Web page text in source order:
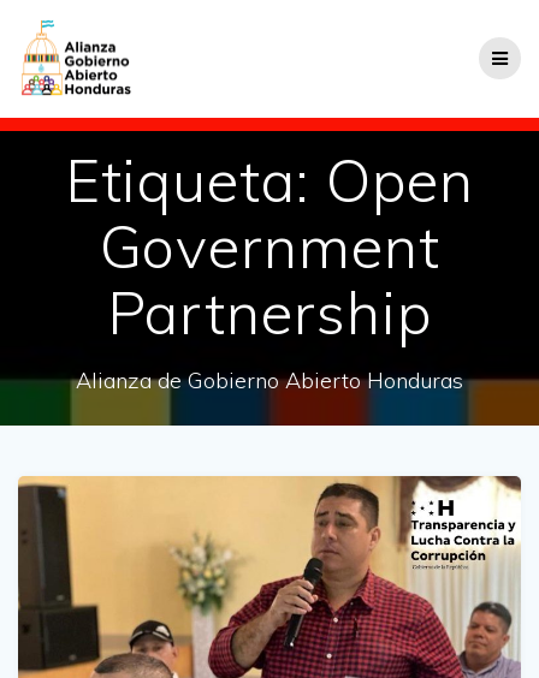
Etiqueta: Open
Government
Partnership
Alianza de Gobierno Abierto Honduras